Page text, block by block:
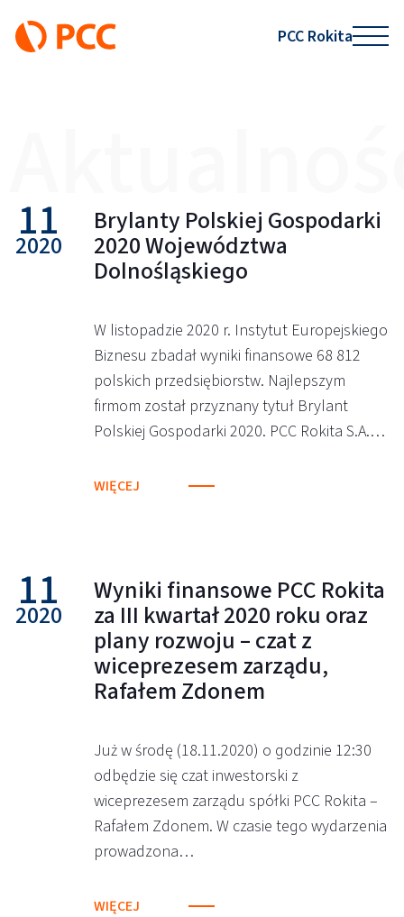
PCC Rokita
11
2020
Brylanty Polskiej Gospodarki
2020 Województwa
Dolnośląskiego
W listopadzie 2020 r. Instytut Europejskiego
Biznesu zbadał wyniki finansowe 68 812
polskich przedsiębiorstw. Najlepszym
firmom został przyznany tytuł Brylant
Polskiej Gospodarki 2020. PCC Rokita S.A.…
WIĘCEJ
11
2020
Wyniki finansowe PCC Rokita
za III kwartał 2020 roku oraz
plany rozwoju – czat z
wiceprezesem zarządu,
Rafałem Zdonem
Już w środę (18.11.2020) o godzinie 12:30
odbędzie się czat inwestorski z
wiceprezesem zarządu spółki PCC Rokita –
Rafałem Zdonem. W czasie tego wydarzenia
prowadzona…
WIĘCEJ